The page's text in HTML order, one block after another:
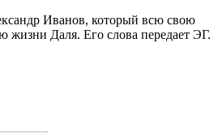
Иванов, который всю свою
жизни Даля. Его слова передает ЭГ.